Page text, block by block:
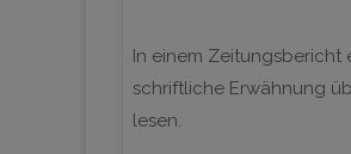
In einem Zeitungsbericht
schriftliche Erwähnung
lesen.